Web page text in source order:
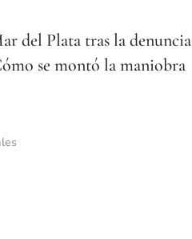
del Plata tras la denuncia
se montó la maniobra